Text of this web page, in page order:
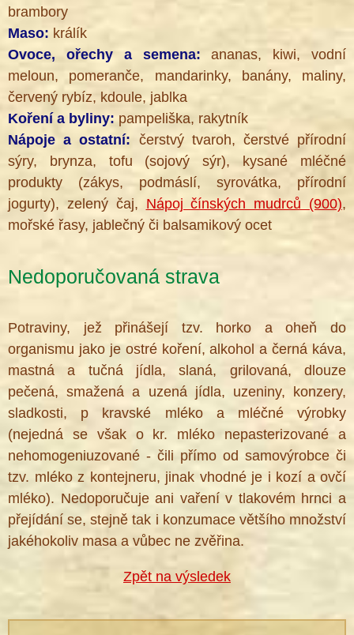
brambory
Maso: králík
Ovoce, ořechy a semena: ananas, kiwi, vodní
meloun, pomeranče, mandarinky, banány, maliny,
červený rybíz, kdoule, jablka
Koření a byliny: pampeliška, rakytník
Nápoje a ostatní: čerstvý tvaroh, čerstvé přírodní
sýry, brynza, tofu (sojový sýr), kysané mléčné
produkty (zákys, podmáslí, syrovátka, přírodní
jogurty), zelený čaj, Nápoj čínských mudrců (900),
mořské řasy, jablečný či balsamikový ocet
Nedoporučovaná strava
Potraviny, jež přinášejí tzv. horko a oheň do
organismu jako je ostré koření, alkohol a černá káva,
mastná a tučná jídla, slaná, grilovaná, dlouze
pečená, smažená a uzená jídla, uzeniny, konzery,
sladkosti, p kravské mléko a mléčné výrobky
(nejedná se však o kr. mléko nepasterizované a
nehomogeniuzované - čili přímo od samovýrobce či
tzv. mléko z kontejneru, jinak vhodné je i kozí a ovčí
mléko). Nedoporučuje ani vaření v tlakovém hrnci a
přejídání se, stejně tak i konzumace většího množství
jakéhokoliv masa a vůbec ne zvěřina.
Zpět na výsledek